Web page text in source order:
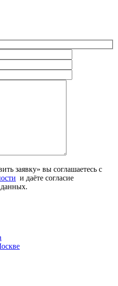
заявку» вы соглашаетесь с
и даёте согласие